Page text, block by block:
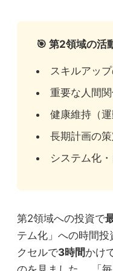
🎯 第2領域の活
スキルアッ
重要な人間
健康維持（運
長期計画の策
システム化
第2領域への投資で
テム化」への時間
クセルで3時間かけ